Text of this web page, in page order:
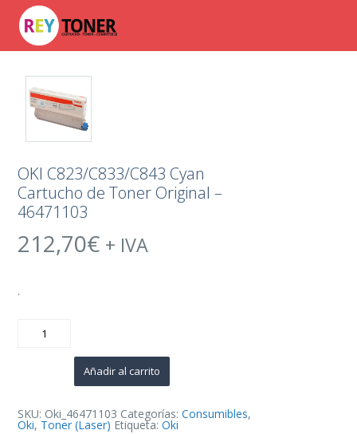
OKI C823/C833/C843 Cyan
Cartucho de Toner Original –
46471103
212,70€ + IVA
.
C823/C833/C843
46471103
cantidad
Añadir al carrito
SKU: Oki_46471103 Categorías:Consumibles,
Oki, Toner (Laser) Etiqueta:Oki